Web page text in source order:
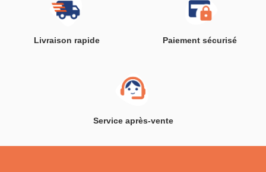
Livraison rapide Paiement sécurisé
Service après-vente